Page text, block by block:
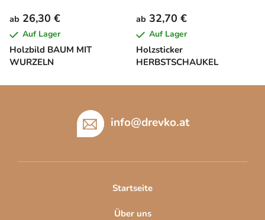
Holzbild BAUM MIT
WURZELN
ab 26,30 €
Auf Lager
Holzsticker
HERBSTSCHAUKEL
ab 32,70 €
Auf Lager
info@drevko.at
Startseite
Über uns